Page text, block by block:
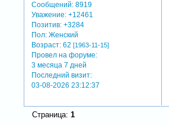
Сообщений: 8919
Уважение: +12461
Позитив: +3284
Пол: Женский
Возраст: 62[1963-11-15]
Провел на форуме:
3 месяца 7 дней
Последний визит:
03-08-2026 23:12:37
Страница: 1